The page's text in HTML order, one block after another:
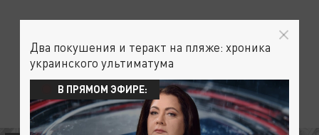
Два покушения и теракт на пляже: хроника
украинского ультиматума
В ПРЯМОМ ЭФИРЕ: